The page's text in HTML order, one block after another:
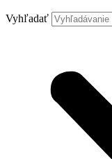
Vyhľadať